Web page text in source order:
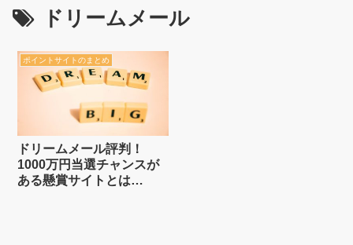
ドリームメール
ポイントサイトのまとめ
ドリームメール評判！
1000万円当選チャンスが
ある懸賞サイトとは